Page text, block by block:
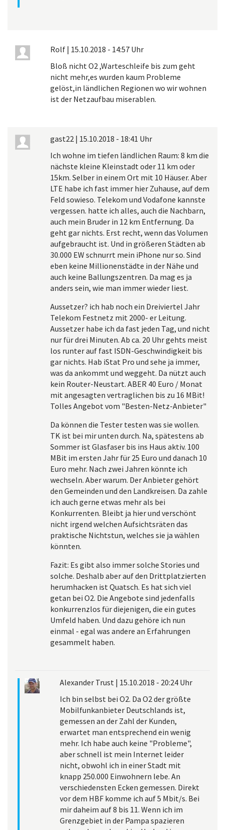
Rolf | 15.10.2018 - 14:57 Uhr
Bloß nicht O2 ,Warteschleife bis zum geht
nicht mehr,es wurden kaum Probleme
gelöst,in ländlichen Regionen wo wir wohnen
ist der Netzaufbau miserablen.
gast22 | 15.10.2018 - 18:41 Uhr
Ich wohne im tiefen ländlichen Raum: 8 km die
nächste kleine Kleinstadt oder 11 km oder
15km. Selber in einem Ort mit 10 Häuser. Aber
LTE habe ich fast immer hier Zuhause, auf dem
Feld sowieso. Telekom und Vodafone kannste
vergessen. hatte ich alles, auch die Nachbarn,
auch mein Bruder in 12 km Entfernung. Da
geht gar nichts. Erst recht, wenn das Volumen
aufgebraucht ist. Und in größeren Städten ab
30.000 EW schnurrt mein iPhone nur so. Sind
eben keine Millionenstädte in der Nähe und
auch keine Ballungszentren. Da mag es ja
anders sein, wie man immer wieder liest.
Aussetzer? ich hab noch ein Dreiviertel Jahr
Telekom Festnetz mit 2000- er Leitung.
Aussetzer habe ich da fast jeden Tag, und nicht
nur für drei Minuten. Ab ca. 20 Uhr gehts meist
los runter auf fast ISDN-Geschwindigkeit bis
gar nichts. Hab iStat Pro und sehe ja immer,
was da ankommt und weggeht. Da nützt auch
kein Router-Neustart. ABER 40 Euro / Monat
mit angesagten vertraglichen bis zu 16 MBit!
Tolles Angebot vom "Besten-Netz-Anbieter"
Da können die Tester testen was sie wollen.
TK ist bei mir unten durch. Na, spätestens ab
Sommer ist Glasfaser bis ins Haus aktiv. 100
MBit im ersten Jahr für 25 Euro und danach 10
Euro mehr. Nach zwei Jahren könnte ich
wechseln. Aber warum. Der Anbieter gehört
den Gemeinden und den Landkreisen. Da zahle
ich auch gerne etwas mehr als bei
Konkurrenten. Bleibt ja hier und verschönt
nicht irgend welchen Aufsichtsräten das
praktische Nichtstun, welches sie ja wählen
könnten.
Fazit: Es gibt also immer solche Stories und
solche. Deshalb aber auf den Drittplatzierten
herumhacken ist Quatsch. Es hat sich viel
getan bei O2. Die Angebote sind jedenfalls
konkurrenzlos für diejenigen, die ein gutes
Umfeld haben. Und dazu gehöre ich nun
einmal - egal was andere an Erfahrungen
gesammelt haben.
Alexander Trust | 15.10.2018 - 20:24 Uhr
Ich bin selbst bei O2. Da O2 der größte
Mobilfunkanbieter Deutschlands ist,
gemessen an der Zahl der Kunden,
erwartet man entsprechend ein wenig
mehr. Ich habe auch keine "Probleme",
aber schnell ist mein Internet leider
nicht, obwohl ich in einer Stadt mit
knapp 250.000 Einwohnern lebe. An
verschiedensten Ecken gemessen. Direkt
vor dem HBF komme ich auf 5 Mbit/s. Bei
mir daheim auf 8 bis 11. Wenn ich im
Grenzgebiet in der Pampa spazieren